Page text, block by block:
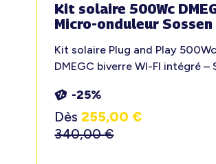
Kit solaire 500Wc
Micro-onduleur Sossen
Kit solaire Plug and Play 500Wc
DMEGC biverre WI-FI intégré –
-25%
Dès 255,00€
340,00€